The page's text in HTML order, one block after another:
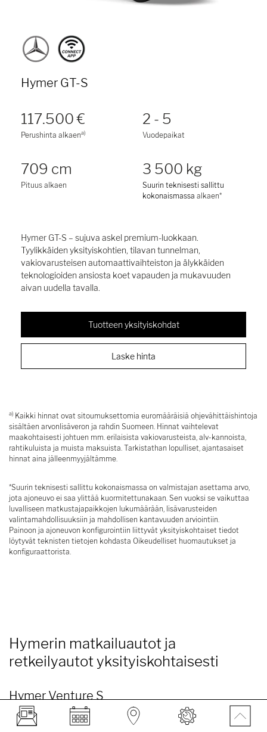
Hymer GT-S
117.500 €
Perushinta alkaena)
2 - 5
Vuodepaikat
709 cm
Pituus alkaen
3 500 kg
Suurin teknisesti sallittu
kokonaismassa alkaen*
Hymer GT-S – sujuva askel premium-luokkaan.
Tyylikkäiden yksityiskohtien, tilavan tunnelman,
vakiovarusteisen automaattivaihteiston ja älykkäiden
teknologioiden ansiosta koet vapauden ja mukavuuden
aivan uudella tavalla.
Tuotteen yksityiskohdat
Laske hinta
a) Kaikki hinnat ovat sitoumuksettomia euromääräisiä ohjevähittäishintoja
sisältäen arvonlisäveron ja rahdin Suomeen. Hinnat vaihtelevat
maakohtaisesti johtuen mm. erilaisista vakiovarusteista, alv-kannoista,
rahtikuluista ja muista maksuista. Tarkistathan lopulliset, ajantasaiset
hinnat aina jälleenmyyjältämme.
*Suurin teknisesti sallittu kokonaismassa on valmistajan asettama arvo,
jota ajoneuvo ei saa ylittää kuormitettunakaan. Sen vuoksi se vaikuttaa
luvalliseen matkustajapaikkojen lukumäärään, lisävarusteiden
valintamahdollisuuksiin ja mahdollisen kantavuuden arviointiin.
Painoon ja ajoneuvon konfigurointiin liittyvät yksityiskohtaiset tiedot
löytyvät teknisten tietojen kohdasta Oikeudelliset huomautukset ja
konfiguraattorista.
Hymerin matkailuautot ja
retkeilyautot yksityiskohtaisesti
Hymer Venture S